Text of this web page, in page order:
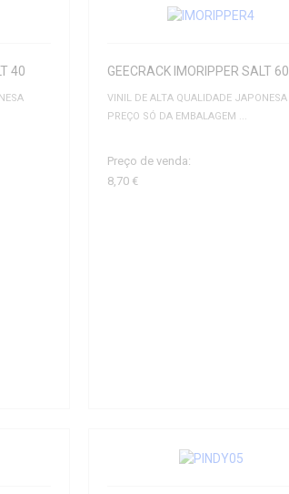
40 GEECRACK IMORIPPER SALT 60
VINIL DE ALTA QUALIDADE JAPONESA
PREÇO SÓ DA EMBALAGEM ...
Preço de venda:
8,70 €